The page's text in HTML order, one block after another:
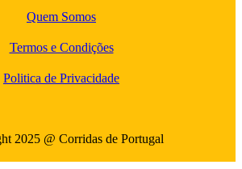
Quem Somos
Termos e Condições
Politica de Privacidade
2025 @ Corridas de Portugal